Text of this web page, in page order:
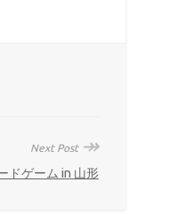
Next Post ↠
ドゲーム in 山形